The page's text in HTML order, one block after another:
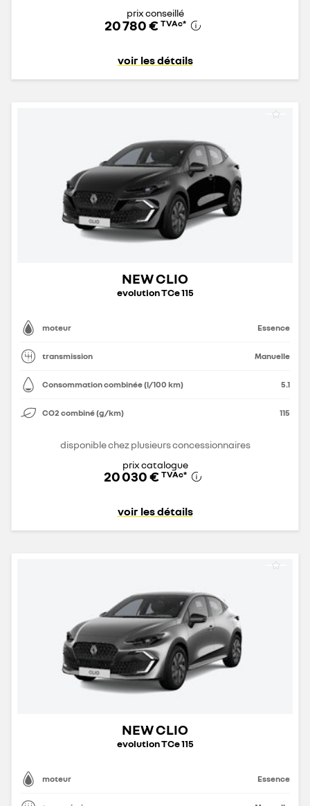
prix conseillé
20 780 € TVAc*
voir les détails
NEW CLIO
evolution TCe 115
moteur Essence
transmission Manuelle
Consommation combinée (l/100 km) 5.1
CO2 combiné (g/km) 115
disponible chez plusieurs concessionnaires
prix catalogue
20 030 € TVAc*
voir les détails
NEW CLIO
evolution TCe 115
moteur Essence